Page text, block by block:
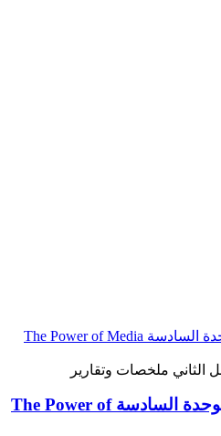
ملخصات وتقارير
ملخص التمارين العلاجية الوحدة السادسة The Power of